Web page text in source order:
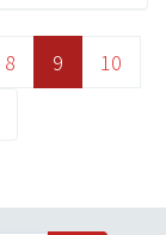
Page
8
カ
レ
9 Page
10